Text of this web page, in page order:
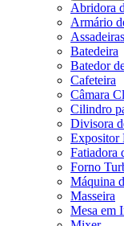
Abridora
Armário
Assadeiras
Batedeira
Batedor
Cafeteira
Câmara
Cilindro
Divisora
Expositor
Fatiadora
Forno
Máquina
Masseira
Mesa em